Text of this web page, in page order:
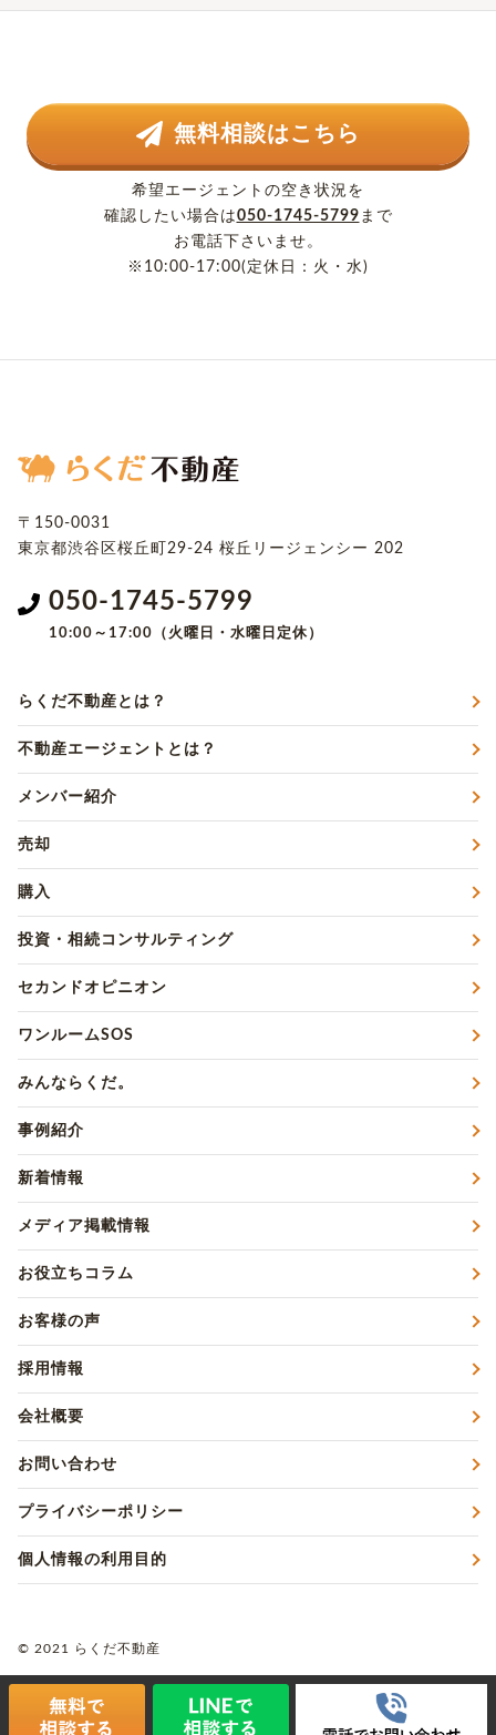
無料相談はこちら
希望エージェントの空き状況を
確認したい場合は050-1745-5799 まで
お電話下さいませ。
※10:00-17:00(定休日：火・水)
〒150-0031
東京都渋谷区桜丘町29-24 桜丘リージェンシー 202
050-1745-5799
10:00～17:00（火曜日・水曜日定休）
らくだ不動産とは？
不動産エージェントとは？
メンバー紹介
売却
購入
投資・相続コンサルティング
セカンドオピニオン
ワンルームSOS
みんならくだ。
事例紹介
新着情報
メディア掲載情報
お役立ちコラム
お客様の声
採用情報
会社概要
お問い合わせ
プライバシーポリシー
個人情報の利用目的
© 2021 らくだ不動産